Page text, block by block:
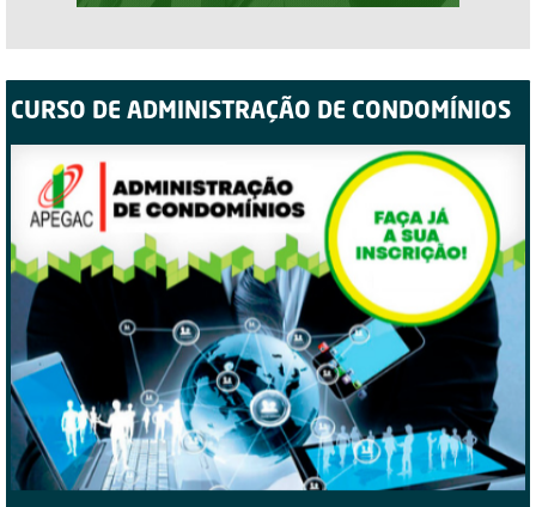
CURSO DE ADMINISTRAÇÃO DE CONDOMÍNIOS